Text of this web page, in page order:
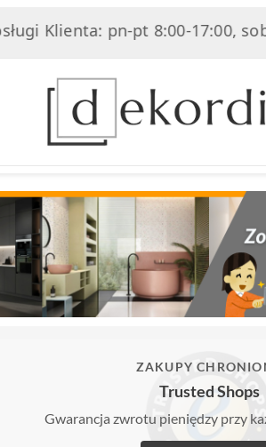
pn-pt 8:00-17:00, sob 8:00-
ZAKUPY
Trusted Shops
Gwarancja zwrotu pieniędzy przy